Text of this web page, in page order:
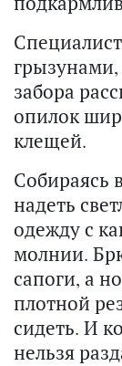
грызунами,
забора
опилок
клещей.
Собираясь
надеть
одежду с
молнии.
сапоги, а
плотной
сидеть. И
нельзя